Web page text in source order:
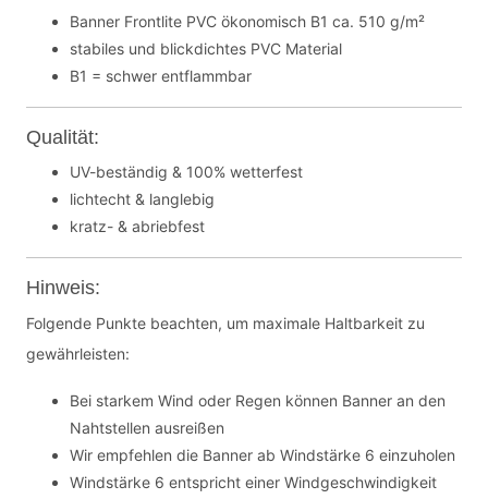
Banner Frontlite PVC ökonomisch B1 ca. 510 g/m²
stabiles und blickdichtes PVC Material
B1 = schwer entflammbar
Qualität:
UV-beständig & 100% wetterfest
lichtecht & langlebig
kratz- & abriebfest
Hinweis:
Folgende Punkte beachten, um maximale Haltbarkeit zu
gewährleisten:
Bei starkem Wind oder Regen können Banner an den
Nahtstellen ausreißen
Wir empfehlen die Banner ab Windstärke 6 einzuholen
Windstärke 6 entspricht einer Windgeschwindigkeit